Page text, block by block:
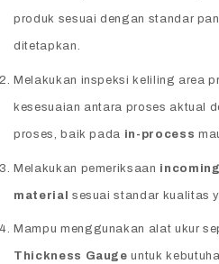
Staff Purchasing
Supervisor Maintenance
Supervisor Workshop
produk sesuai dengan standar
ditetapkan.
Melakukan inspeksi keliling area
kesesuaian antara proses aktual
proses, baik pada in-process
Melakukan pemeriksaan
material sesuai standar kualitas
Mampu menggunakan alat ukur
Thickness Gauge untuk